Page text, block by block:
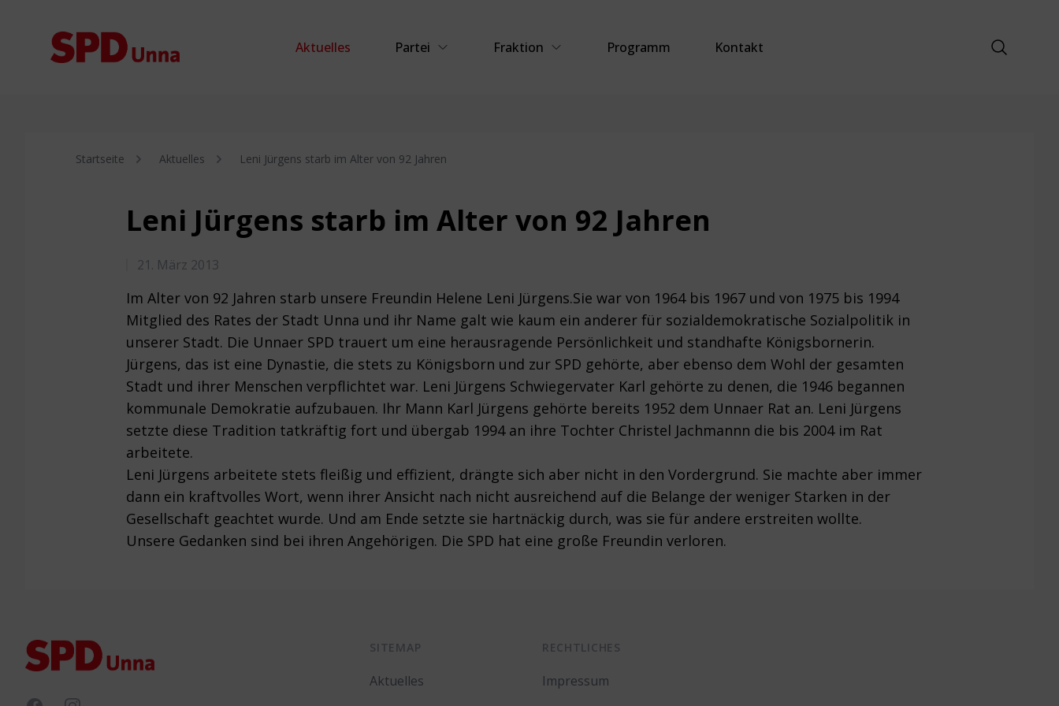
Aktuelles Partei Fraktion Programm Kontakt Suche
Startseite Aktuelles Leni Jürgens starb im Alter von 92 Jahren
Leni Jürgens starb im Alter von 92 Jahren
21. März 2013
Im Alter von 92 Jahren starb unsere Freundin Helene Leni Jürgens.Sie war von 1964 bis 1967 und von 1975 bis 1994
Mitglied des Rates der Stadt Unna und ihr Name galt wie kaum ein anderer für sozialdemokratische Sozialpolitik in
unserer Stadt. Die Unnaer SPD trauert um eine herausragende Persönlichkeit und standhafte Königsbornerin.
Jürgens, das ist eine Dynastie, die stets zu Königsborn und zur SPD gehörte, aber ebenso dem Wohl der gesamten
Stadt und ihrer Menschen verpflichtet war. Leni Jürgens Schwiegervater Karl gehörte zu denen, die 1946 begannen
kommunale Demokratie aufzubauen. Ihr Mann Karl Jürgens gehörte bereits 1952 dem Unnaer Rat an. Leni Jürgens
setzte diese Tradition tatkräftig fort und übergab 1994 an ihre Tochter Christel Jachmannn die bis 2004 im Rat
arbeitete.
Leni Jürgens arbeitete stets fleißig und effizient, drängte sich aber nicht in den Vordergrund. Sie machte aber immer
dann ein kraftvolles Wort, wenn ihrer Ansicht nach nicht ausreichend auf die Belange der weniger Starken in der
Gesellschaft geachtet wurde. Und am Ende setzte sie hartnäckig durch, was sie für andere erstreiten wollte.
Unsere Gedanken sind bei ihren Angehörigen. Die SPD hat eine große Freundin verloren.
SITEMAP
Aktuelles
RECHTLICHES
Impressum